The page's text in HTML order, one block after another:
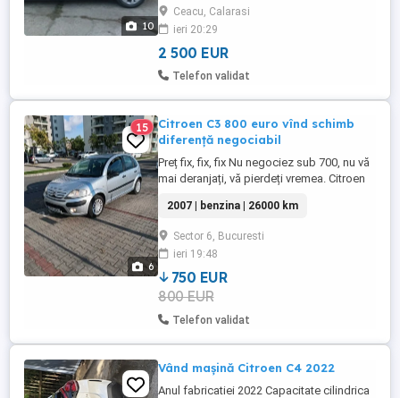
10
3+ buton sport, geamuri oglinzi cu
protectie termica in tenta verde (ionizate),
asistenta panta rampa, lumini ambientale,
...
Ceacu, Calarasi
ieri 20:29
2 500 EUR
Telefon validat
6
15
Citroen C3 800 euro vînd schimb
diferență negociabil
Preț fix, fix, fix Nu negociez sub 700, nu vă
mai deranjați, vă pierdeți vremea. Citroen
2007, motor 1,4 benzină, consum mic,
totul funcțional pe mașină Dotări: aer
condiționat, geamuri electrice față, CD
JVC, echipată cu pneuri de iarnă. ITP și
asigurare pînă în ...
2007 | benzina | 26000 km
Sector 6, Bucuresti
ieri 19:48
750 EUR
800 EUR
Telefon validat
Vând mașină Citroen C4 2022
Anul fabricatiei 2022 Capacitate cilindrica